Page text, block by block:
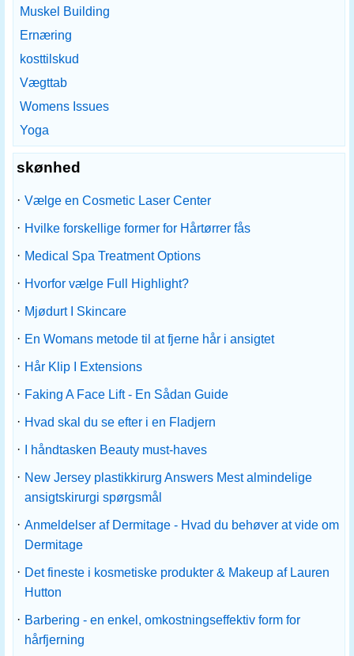
Muskel Building
Ernæring
kosttilskud
Vægttab
Womens Issues
Yoga
skønhed
· Vælge en Cosmetic Laser Center
· Hvilke forskellige former for Hårtørrer fås
· Medical Spa Treatment Options
· Hvorfor vælge Full Highlight?
· Mjødurt I Skincare
· En Womans metode til at fjerne hår i ansigtet
· Hår Klip I Extensions
· Faking A Face Lift - En Sådan Guide
· Hvad skal du se efter i en Fladjern
·
I håndtasken Beauty must-haves
· New Jersey plastikkirurg Answers Mest almindelige
ansigtskirurgi spørgsmål
· Anmeldelser af Dermitage - Hvad du behøver at vide om
Dermitage
· Det fineste i kosmetiske produkter & Makeup af Lauren
Hutton
· Barbering - en enkel, omkostningseffektiv form for
hårfjerning